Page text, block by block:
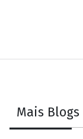
Mais